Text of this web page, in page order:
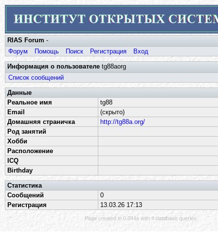
RIAS Forum -
Форум
Помощь Поиск Регистрация Вход
Информация о пользователе tg88aorg
Список сообщений
Данные
Реальное имя
tg88
Email
(скрыто)
Домашняя страничка
http://tg88a.org/
Род занятий
Хобби
Расположение
ICQ
Birthday
Статистика
Сообщений
0
Регистрация
13.03.26 17:13
Page created in 0.044s with 4 database queries.